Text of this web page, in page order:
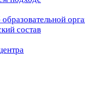
состав